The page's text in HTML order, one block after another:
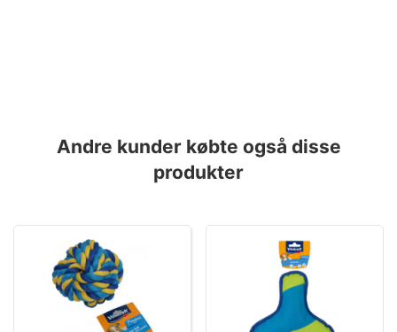
Andre kunder købte også disse
produkter